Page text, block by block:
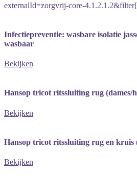
externalId=zorgvrij-core-
Infectiepreventie: wasbare isolatie
wasbaar
Bekijken
Hansop tricot ritssluiting rug (dames/
Bekijken
Hansop tricot ritssluiting rug en kruis
Bekijken